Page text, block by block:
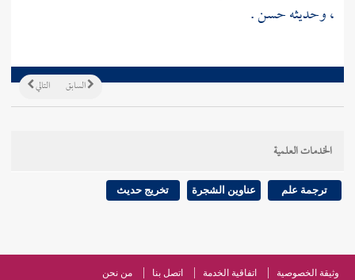
، وحديثه حسن .
التالي السابق
الخدمات العلمية
ترجمة علم عناوين الشجرة تخريج حديث
وثيقة الخصوصية اتفاقية الخدمة اتصل بنا من نحن